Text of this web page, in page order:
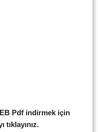
Pdf indirmek için
tıklayınız.